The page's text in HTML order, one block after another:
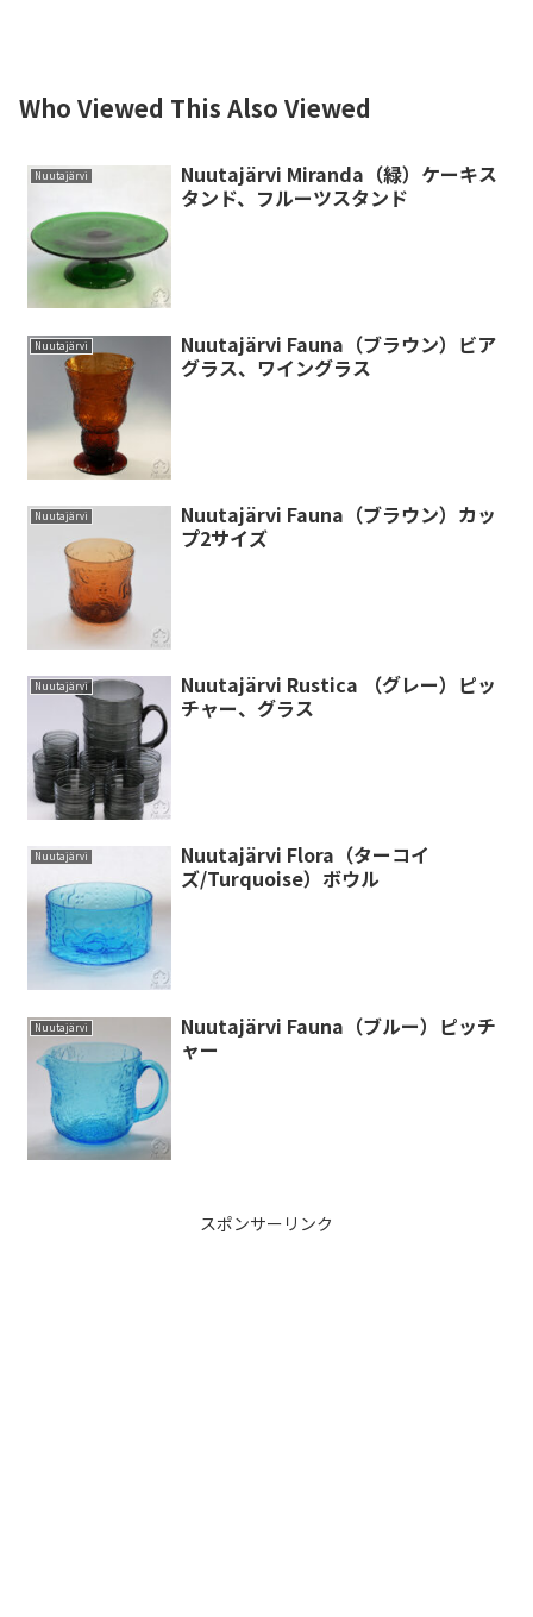
Who Viewed This Also Viewed
Nuutajärvi
Nuutajärvi Miranda（緑）ケーキス
タンド、フルーツスタンド
Nuutajärvi
Nuutajärvi Fauna（ブラウン）ビア
グラス、ワイングラス
Nuutajärvi
Nuutajärvi Fauna（ブラウン）カッ
プ2サイズ
Nuutajärvi
Nuutajärvi Rustica （グレー）ピッ
チャー、グラス
Nuutajärvi
Nuutajärvi Flora（ターコイ
ズ/Turquoise）ボウル
Nuutajärvi
Nuutajärvi Fauna（ブルー）ピッチ
ャー
スポンサーリンク